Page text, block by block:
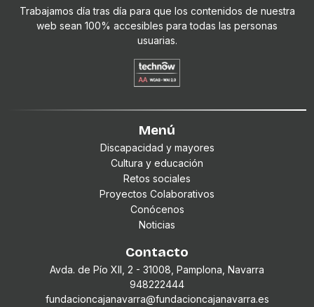
Trabajamos día tras día para que los contenidos de nuestra
web sean 100% accesibles para todas las personas
usuarias.
Menú
Discapacidad y mayores
Cultura y educación
Retos sociales
Proyectos Colaborativos
Conócenos
Noticias
Contacto
Avda. de Pío XII, 2 - 31008, Pamplona, Navarra
948222444
fundacioncajanavarra@fundacioncajanavarra.es